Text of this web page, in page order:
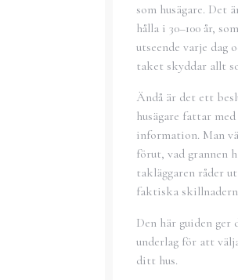
som husägare. Det
hålla i 30–100 år,
utseende varje dag
taket skyddar allt
Ändå är det ett
husägare fattar
information. Man
förut, vad grannen
takläggaren råder
faktiska
Den här guiden
underlag för att
ditt hus.